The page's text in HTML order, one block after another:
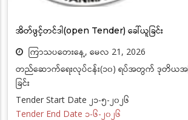
အိတ်ဖွင့်တင်ဒါ(open Tender) ခေါ်ယူခြင်း
ကြာသပတေးနေ့, မေလ 21, 2026
တည်ဆောက်ရေးလုပ်ငန်း(၁၀) ရပ်အတွက် ဒုတိယအက
ခြင်း
Tender Start Date ၂၁-၅-၂၀၂၆
Tender End Date ၁-၆-၂၀၂၆